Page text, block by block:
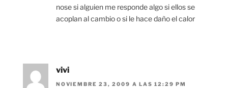
nose si alguien me responde algo si ellos se
acoplan al cambio o si le hace daño el calor
vivi
NOVIEMBRE 23, 2009 A LAS 12:29 PM